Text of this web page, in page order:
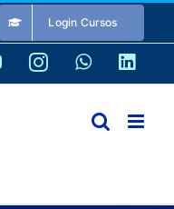
Login Cursos
YouTubeInstagramWhatsApp